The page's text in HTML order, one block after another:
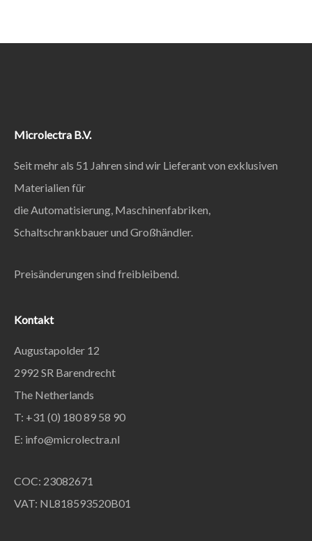
Microlectra B.V.
Seit mehr als 51 Jahren sind wir Lieferant von exklusiven
Materialien für
die Automatisierung, Maschinenfabriken,
Schaltschrankbauer und Großhändler.
Preisänderungen sind freibleibend.
Kontakt
Augustapolder 12
2992 SR Barendrecht
The Netherlands
T: +31 (0) 180 89 58 90
E: info@microlectra.nl
COC: 23082671
VAT: NL818593520B01